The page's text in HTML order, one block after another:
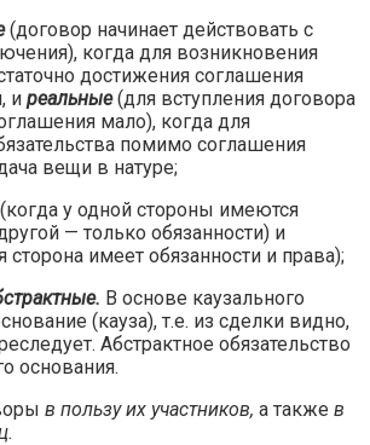
(договор начинает действовать с
когда для возникновения
достижения соглашения
и реальные (для вступления договора
мало), когда для
помимо соглашения
вещи в натуре;
(когда у одной стороны имеются
— только обязанности) и
сторона имеет обязанности и права);
В основе каузального
(кауза), т.е. из сделки видно,
Абстрактное обязательство
основания.
в пользу их участников, а также в